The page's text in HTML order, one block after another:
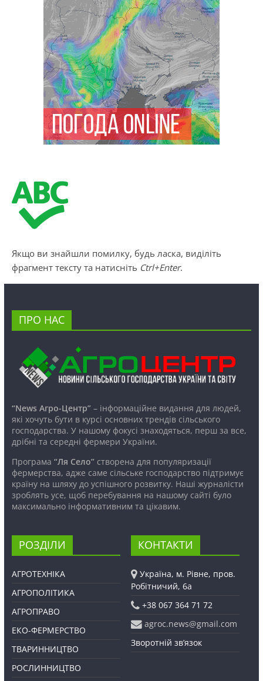
Якщо ви знайшли помилку, будь ласка, виділіть
фрагмент тексту та натисніть Ctrl+Enter.
ПРО НАС
“News Агро-Центр”– інформаційне видання для людей,
які хочуть бути в курсі основних трендів сільського
господарства. У нашому фокусі знаходяться, перш за все,
дрібні та середні фермери України.
Програма “Ля Село”створена для популяризації
фермерства, адже саме сільське господарство підтримує
країну на шляху до успішного розвитку. Наші журналісти
зроблять усе, щоб перебування на нашому сайті було
максимально інформативним та цікавим.
РОЗДІЛИ
АГРОТЕХНІКА
АГРОПОЛІТИКА
АГРОПРАВО
ЕКО-ФЕРМЕРСТВО
ТВАРИННИЦТВО
РОСЛИННИЦТВО
КОНТАКТИ
Україна, м. Рівне, пров.
Робітничий, 6а
+38 067 364 71 72
agroc.news@gmail.com
Зворотній зв’язок